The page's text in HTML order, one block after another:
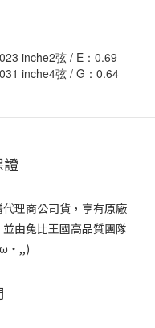
inche2弦 / E：0.69
inche4弦 / G：0.64
證
理商公司貨，享有原廠
由兔比王國高品質團隊
・,,)